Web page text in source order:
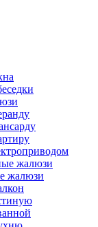
жалюзи
жалюзи